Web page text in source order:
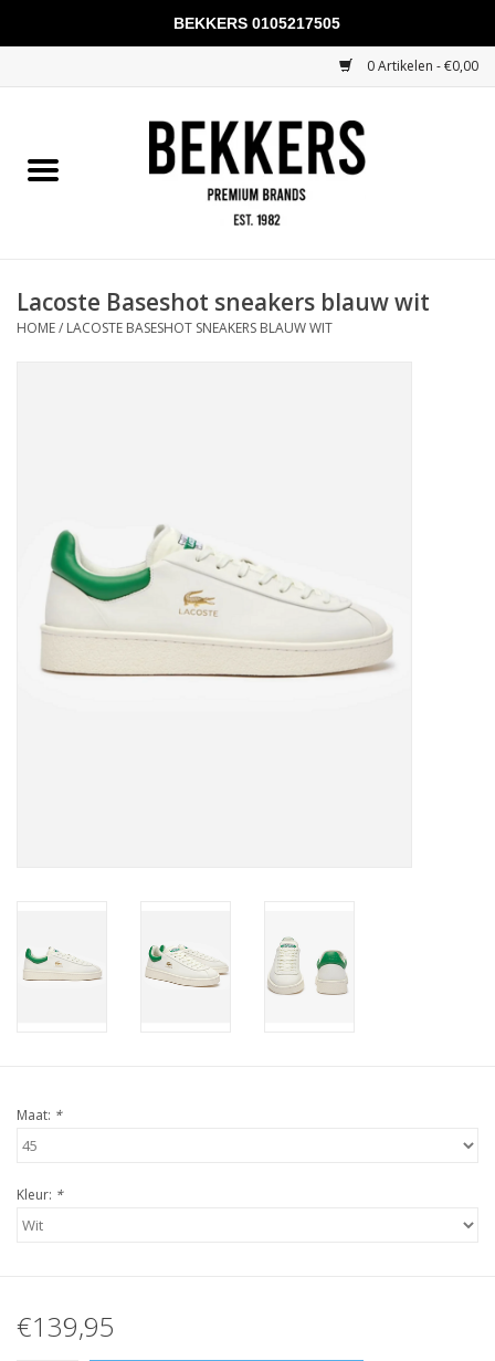
0 Artikelen - €0,00
Mannen
KADOBONNEN
Lacoste Baseshot sneakers blauw wit
HOME/ LACOSTE BASESHOT SNEAKERS BLAUW WIT
Maat: *
Kleur: *
€139,95
BEKKERS 0105217505